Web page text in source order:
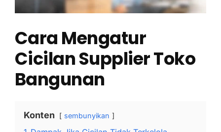
Cara Mengatur
Cicilan Supplier Toko
Bangunan
Konten sembunyikan